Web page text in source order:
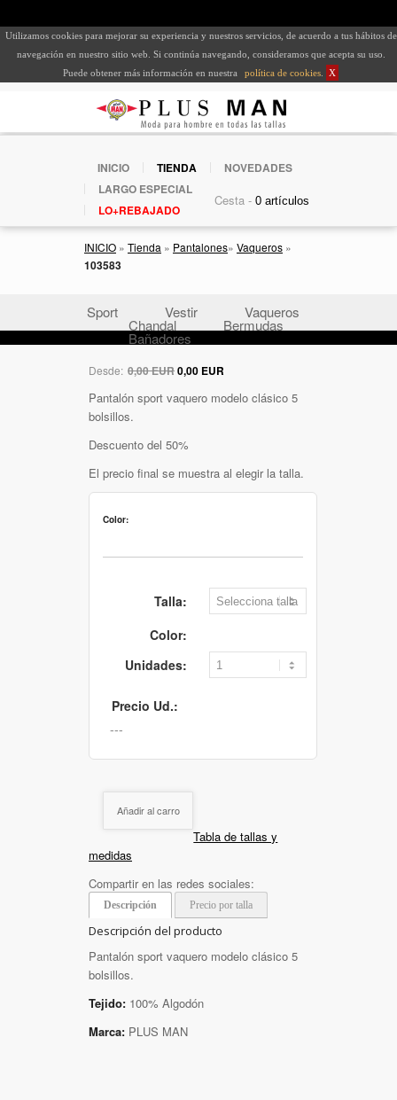
Utilizamos cookies para mejorar su experiencia y nuestros servicios, de acuerdo a tus hábitos de
navegación en nuestro sitio web. Si continúa navegando, consideramos que acepta su uso.
Puede obtener más información en nuestra
política de cookies X
INICIO TIENDA
NOVEDADES
LARGO ESPECIAL
LO+REBAJADO
Cesta -
INICIO » Tienda » Pantalones» Vaqueros »
103583
Sport Vestir Vaqueros
Chandal Bermudas
Bañadores
Desde: 0,00 EUR0,00 EUR
Pantalón sport vaquero modelo clásico 5
bolsillos.
Descuento del 50%
El precio final se muestra al elegir la talla.
Color:
Talla:
Color:
Unidades:
Precio Ud.:
Añadir al carro
Tabla de tallas y
medidas
Compartir en las redes sociales:
Descripción Precio por talla
Descripción del producto
Pantalón sport vaquero modelo clásico 5
bolsillos.
Tejido: 100% Algodón
Marca: PLUS MAN